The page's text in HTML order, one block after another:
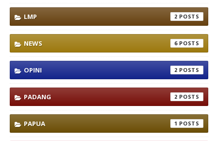
LMP 2
NEWS 6
OPINI 2
PADANG 2
PAPUA 1